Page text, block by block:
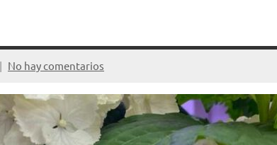
No hay comentarios